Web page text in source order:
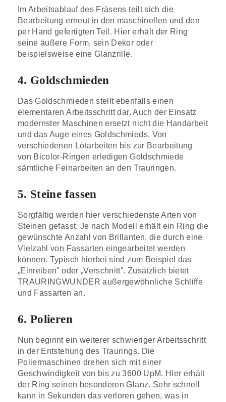
Im Arbeitsablauf des Fräsens teilt sich die
Bearbeitung erneut in den maschinellen und den
per Hand gefertigten Teil. Hier erhält der Ring
seine äußere Form, sein Dekor oder
beispielsweise eine Glanzrille.
4. Goldschmieden
Das Goldschmieden stellt ebenfalls einen
elementaren Arbeitsschritt dar. Auch der Einsatz
modernster Maschinen ersetzt nicht die Handarbeit
und das Auge eines Goldschmieds. Von
verschiedenen Lötarbeiten bis zur Bearbeitung
von Bicolor-Ringen erledigen Goldschmiede
sämtliche Feinarbeiten an den Trauringen.
5. Steine fassen
Sorgfältig werden hier verschiedenste Arten von
Steinen gefasst. Je nach Modell erhält ein Ring die
gewünschte Anzahl von Brillanten, die durch eine
Vielzahl von Fassarten eingearbeitet werden
können. Typisch hierbei sind zum Beispiel das
„Einreiben” oder „Verschnitt”. Zusätzlich bietet
TRAURINGWUNDER außergewöhnliche Schliffe
und Fassarten an.
6. Polieren
Nun beginnt ein weiterer schwieriger Arbeitsschritt
in der Entstehung des Traurings. Die
Poliermaschinen drehen sich mit einer
Geschwindigkeit von bis zu 3600 UpM. Hier erhält
der Ring seinen besonderen Glanz. Sehr schnell
kann in Sekunden das verloren gehen, was in